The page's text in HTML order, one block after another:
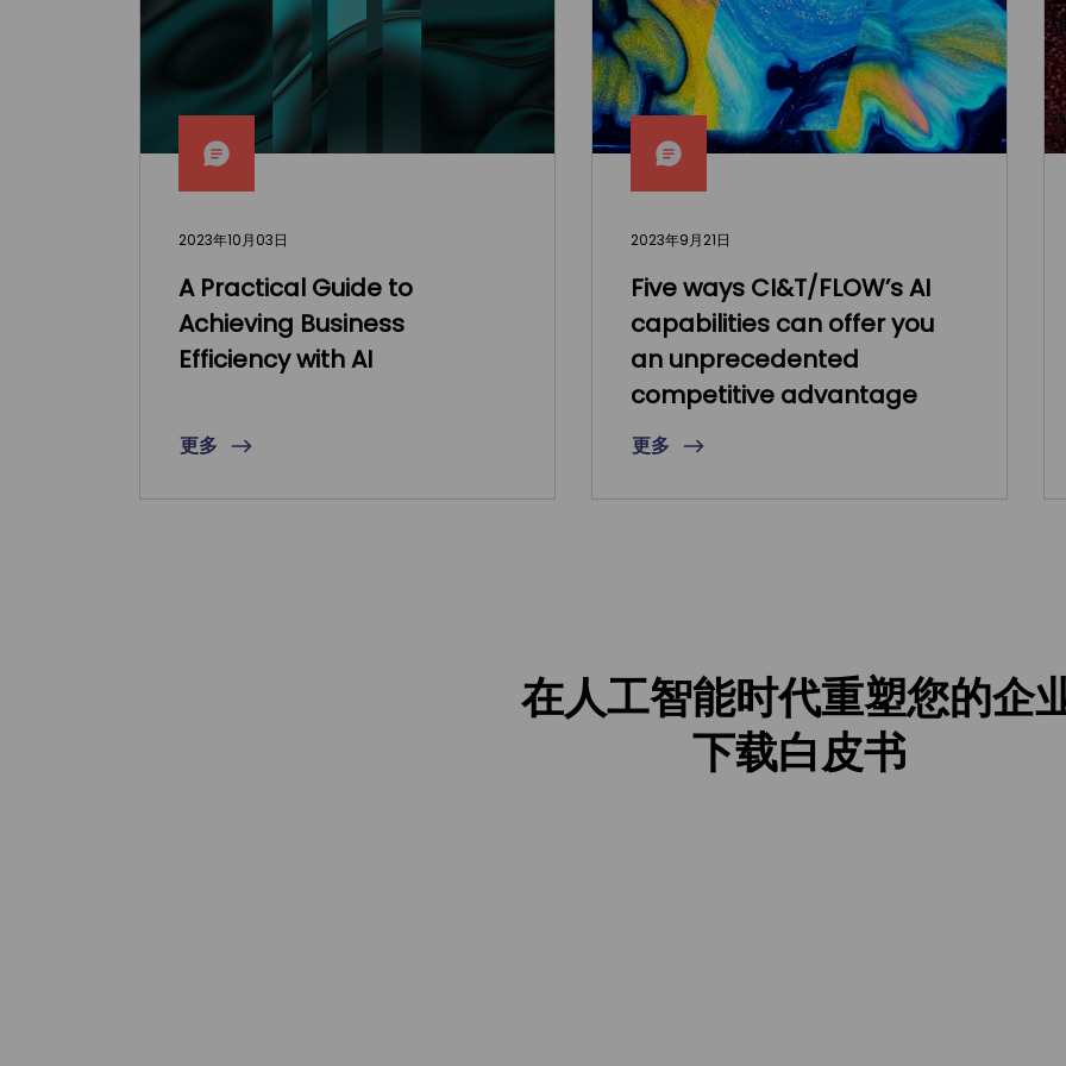
2023年10月03日
A Practical Guide to
Achieving Business
Efficiency with AI
更多
2023年9月21日
Five ways CI&T/FLOW’s AI
capabilities can offer you
an unprecedented
competitive advantage
更多
在人工智能时代重塑您的企
下载白皮书